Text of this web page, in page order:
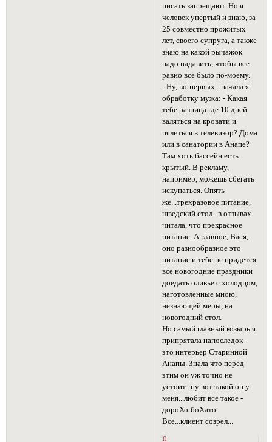
писать запрещают. Но я
человек упертый и знаю, за
25 совместно прожитых
лет, своего супруга, а также
знаю на какой рычажок
надо надавить, чтобы все
равно всё было по-моему.
- Ну, во-первых - начала я
обработку мужа: - Какая
тебе разница где 10 дней
валяться на кровати и
пялиться в телевизор? Дома
или в санатории в Анапе?
Там хоть бассейн есть
крытый. В рекламу,
например, можешь сбегать
искупаться. Опять
же...трехразовое питание,
шведский стол...в отзывах
читала, что прекрасное
питание. А главное, Вася,
оно разнообразное это
питание и тебе не придется
все новогодние праздники
доедать оливье с холодцом,
наготовленные мною,
незнающей меры, на
новогодний стол.
Но самый главный козырь я
припрятала напоследок -
это интерьер Старинной
Анапы. Знала что перед
этим он уж точно не
устоит...ну вот такой он у
меня...любит все такое -
дороХо-боХато.
Все...клиент созрел...
0